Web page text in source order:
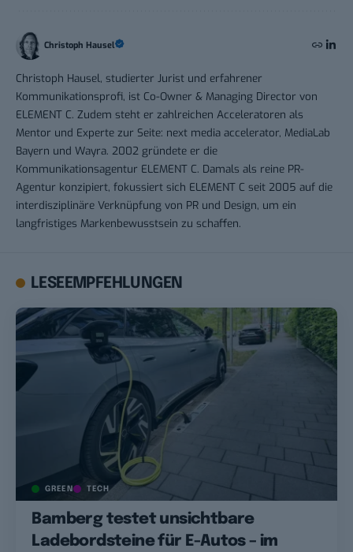
Christoph Hausel
Christoph Hausel, studierter Jurist und erfahrener
Kommunikationsprofi, ist Co-Owner & Managing Director von
ELEMENT C. Zudem steht er zahlreichen Acceleratoren als
Mentor und Experte zur Seite: next media accelerator, MediaLab
Bayern und Wayra. 2002 gründete er die
Kommunikationsagentur ELEMENT C. Damals als reine PR-
Agentur konzipiert, fokussiert sich ELEMENT C seit 2005 auf die
interdisziplinäre Verknüpfung von PR und Design, um ein
langfristiges Markenbewusstsein zu schaffen.
LESEEMPFEHLUNGEN
GREEN TECH
Bamberg testet unsichtbare
Ladebordsteine für E-Autos – im